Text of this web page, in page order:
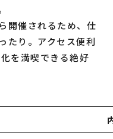
開催されるため、仕
たり。アクセス便利
を満喫できる絶好